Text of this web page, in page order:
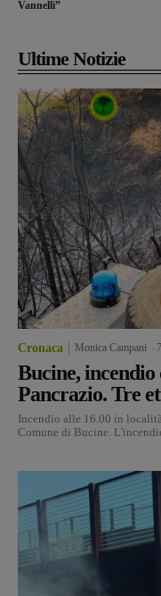
Vannelli”
Ultime Notizie
Cronaca Monica Campani
Bucine, incendio
Pancrazio. Tre
Incendio alle 16.00 in
Comune di Bucine.